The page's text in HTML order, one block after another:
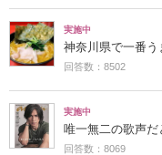
実施中
神奈川県で一番う
回答数：8502
実施中
唯一無二の歌声だ
回答数：8069